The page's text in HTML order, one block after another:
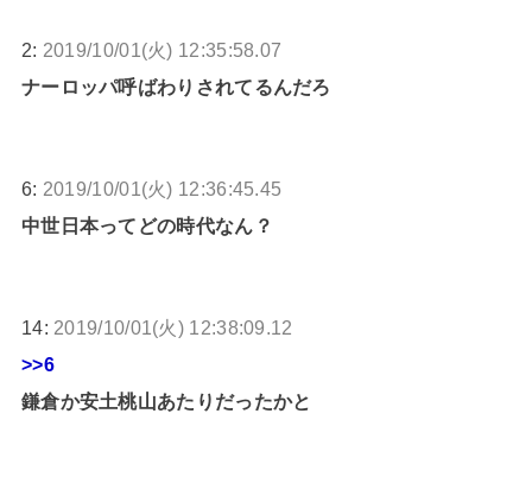
2: 2019/10/01(火) 12:35:58.07
ナーロッパ呼ばわりされてるんだろ
6: 2019/10/01(火) 12:36:45.45
中世日本ってどの時代なん？
14: 2019/10/01(火) 12:38:09.12
>>6
鎌倉か安土桃山あたりだったかと